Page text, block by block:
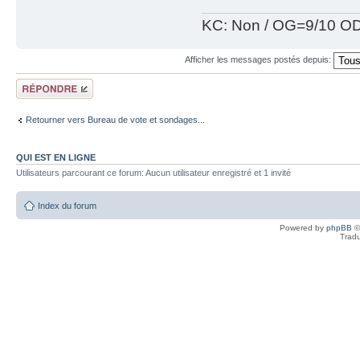
KC: Non / OG=9/10
Afficher les messages postés depuis:
Répondre
Retourner vers Bureau de vote et sondages...
QUI EST EN LIGNE
Utilisateurs parcourant ce forum: Aucun utilisateur enregistré et 1 invité
Index du forum
Powered by phpBB